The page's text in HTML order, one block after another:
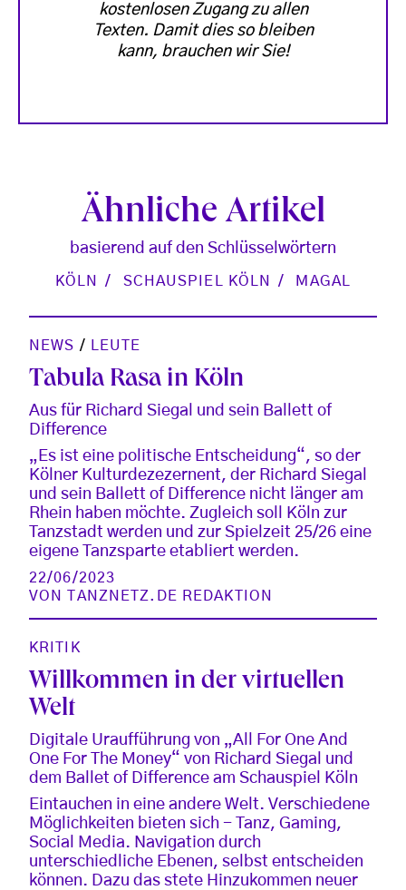
kostenlosen Zugang zu allen
Texten. Damit dies so bleiben
kann, brauchen wir Sie!
Ähnliche Artikel
basierend auf den Schlüsselwörtern
KÖLN SCHAUSPIEL KÖLN MAGAL
NEWS / LEUTE
Tabula Rasa in Köln
Aus für Richard Siegal und sein Ballett of
Difference
„Es ist eine politische Entscheidung“, so der
Kölner Kulturdezezernent, der Richard Siegal
und sein Ballett of Difference nicht länger am
Rhein haben möchte. Zugleich soll Köln zur
Tanzstadt werden und zur Spielzeit 25/26 eine
eigene Tanzsparte etabliert werden.
22/06/2023
VON
TANZNETZ.DE REDAKTION
KRITIK
Willkommen in der virtuellen
Welt
Digitale Uraufführung von „All For One And
One For The Money“ von Richard Siegal und
dem Ballet of Difference am Schauspiel Köln
Eintauchen in eine andere Welt. Verschiedene
Möglichkeiten bieten sich - Tanz, Gaming,
Social Media. Navigation durch
unterschiedliche Ebenen, selbst entscheiden
können. Dazu das stete Hinzukommen neuer